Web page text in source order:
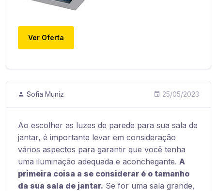
Ver Oferta
Sofia Muniz 25/05/2023
Ao escolher as luzes de parede para sua sala de
jantar, é importante levar em consideração
vários aspectos para garantir que você tenha
uma iluminação adequada e aconchegante. A
primeira coisa a se considerar é o tamanho
da sua sala de jantar. Se for uma sala grande,